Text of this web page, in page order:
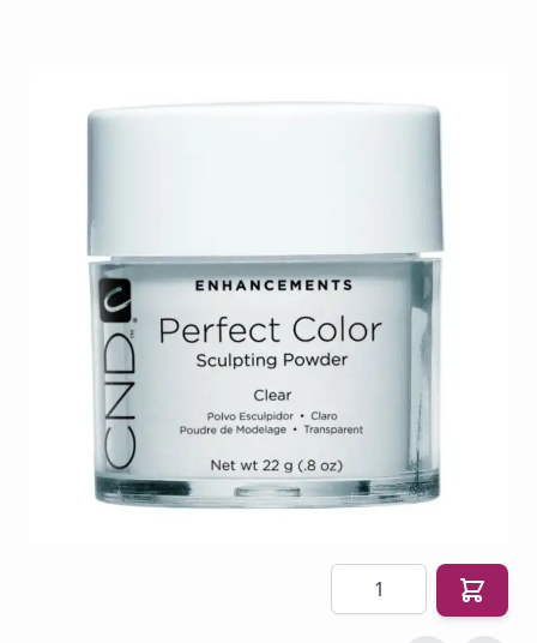
CND™'s geavanceerde Perfect Color powders bieden
werkbaar. Voor een schitterend natuurlijk resultaat.
Op voorraad
CND-PC-CL22
€ 14,62
€ 17,69 Incl. btw
Aantal